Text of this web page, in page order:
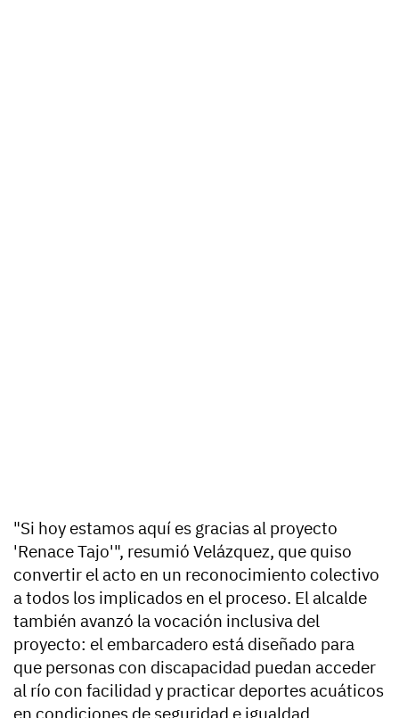
"Si hoy estamos aquí es gracias al proyecto
'Renace Tajo'", resumió Velázquez, que quiso
convertir el acto en un reconocimiento colectivo
a todos los implicados en el proceso. El alcalde
también avanzó la vocación inclusiva del
proyecto: el embarcadero está diseñado para
que personas con discapacidad puedan acceder
al río con facilidad y practicar deportes acuáticos
en condiciones de seguridad e igualdad.